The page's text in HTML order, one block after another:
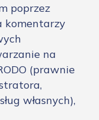
poprzez
komentarzy
na
(prawnie
własnych),